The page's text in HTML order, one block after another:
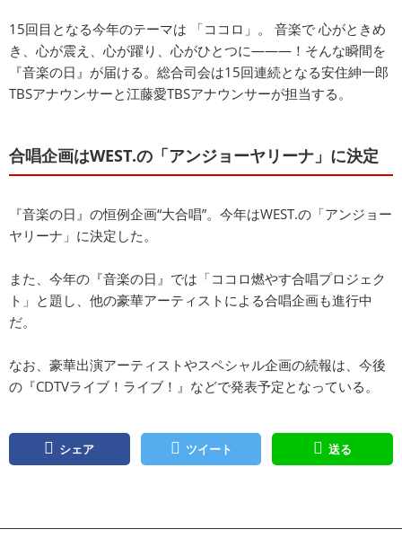
15回目となる今年のテーマは 「ココロ」。 音楽で 心がときめ
き、心が震え、心が躍り、心がひとつに―――！そんな瞬間を
『音楽の日』が届ける。総合司会は15回連続となる安住紳一郎
TBSアナウンサーと江藤愛TBSアナウンサーが担当する。
合唱企画はWEST.の「アンジョーヤリーナ」に決定
『音楽の日』の恒例企画“大合唱”。今年はWEST.の「アンジョー
ヤリーナ」に決定した。
また、今年の『音楽の日』では「ココロ燃やす合唱プロジェク
ト」と題し、他の豪華アーティストによる合唱企画も進行中
だ。
なお、豪華出演アーティストやスペシャル企画の続報は、今後
の『CDTVライブ！ライブ！』などで発表予定となっている。
シェア ツイート 送る